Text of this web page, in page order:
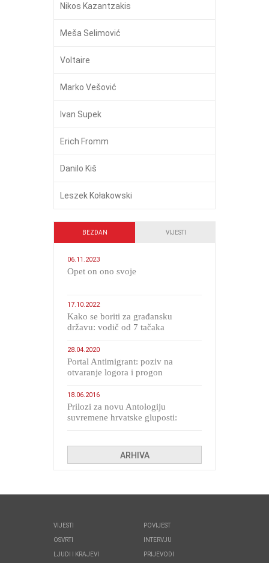
Nikos Kazantzakis
Meša Selimović
Voltaire
Marko Vešović
Ivan Supek
Erich Fromm
Danilo Kiš
Leszek Kołakowski
BEZDAN VIJESTI
06.11.2023
​Opet on ono svoje
17.10.2022
Kako se boriti za građansku
državu: vodič od 7 tačaka
28.04.2020
Portal Antimigrant: poziv na
otvaranje logora i progon
18.06.2016
Prilozi za novu Antologiju
suvremene hrvatske gluposti:
ARHIVA
VIJESTI
OSVRTI
LJUDI I KRAJEVI
POVIJEST
INTERVJU
PRIJEVODI